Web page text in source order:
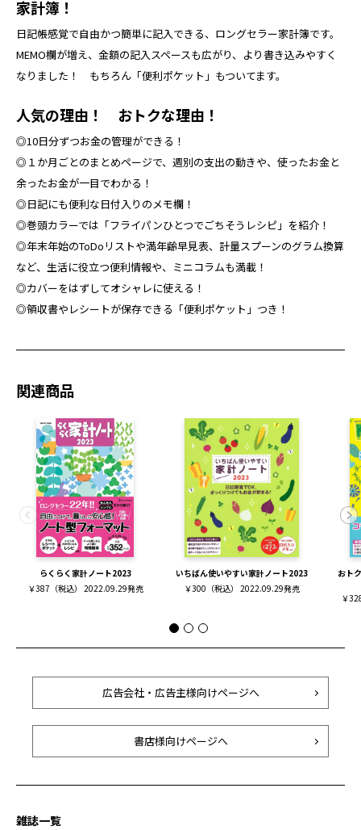
家計簿！
日記帳感覚で自由かつ簡単に記入できる、ロングセラー家計簿です。
MEMO欄が増え、金額の記入スペースも広がり、より書き込みやすく
なりました！ もちろん「便利ポケット」もついてます。
人気の理由！ おトクな理由！
◎10日分ずつお金の管理ができる！
◎１か月ごとのまとめページで、週別の支出の動きや、使ったお金と
余ったお金が一目でわかる！
◎日記にも便利な日付入りのメモ欄！
◎巻頭カラーでは「フライパンひとつでごちそうレシピ」を紹介！
◎年末年始のToDoリストや満年齢早見表、計量スプーンのグラム換算
など、生活に役立つ便利情報や、ミニコラムも満載！
◎カバーをはずしてオシャレに使える！
◎領収書やレシートが保存できる「便利ポケット」つき！
関連商品
らくらく家計ノート2023
￥387（税込） 2022.09.29発売
いちばん使いやすい家計ノート2023
￥300（税込） 2022.09.29発売
おト
￥
広告会社・広告主様向けページへ
書店様向けページへ
雑誌一覧